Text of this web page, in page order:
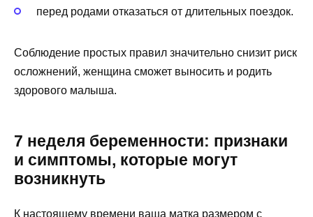
перед родами отказаться от длительных поездок.
Соблюдение простых правил значительно снизит риск
осложнений, женщина сможет выносить и родить
здорового малыша.
7 неделя беременности: признаки
и симптомы, которые могут
возникнуть
К настоящему времени ваша матка размером с